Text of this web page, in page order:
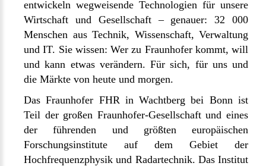
entwickeln wegweisende Technologien für unsere
Wirtschaft und Gesellschaft – genauer: 32 000
Menschen aus Technik, Wissenschaft, Verwaltung
und IT. Sie wissen: Wer zu Fraunhofer kommt, will
und kann etwas verändern. Für sich, für uns und
die Märkte von heute und morgen.
Das Fraunhofer FHR in Wachtberg bei Bonn ist
Teil der großen Fraunhofer-Gesellschaft und eines
der führenden und größten europäischen
Forschungsinstitute auf dem Gebiet der
Hochfrequenzphysik und Radartechnik. Das Institut